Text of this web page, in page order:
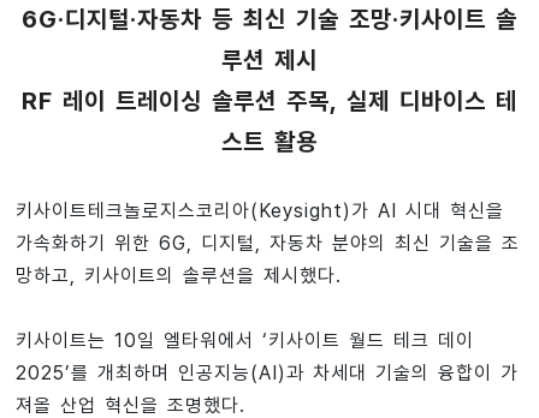
6G·디지털·자동차 등 최신 기술 조망·키사이트 솔
루션 제시
RF 레이 트레이싱 솔루션 주목, 실제 디바이스 테
스트 활용
키사이트테크놀로지스코리아(Keysight)가 AI 시대 혁신을
가속화하기 위한 6G, 디지털, 자동차 분야의 최신 기술을 조
망하고, 키사이트의 솔루션을 제시했다.
키사이트는 10일 엘타워에서 ‘키사이트 월드 테크 데이
2025’를 개최하며 인공지능(AI)과 차세대 기술의 융합이 가
져올 산업 혁신을 조명했다.